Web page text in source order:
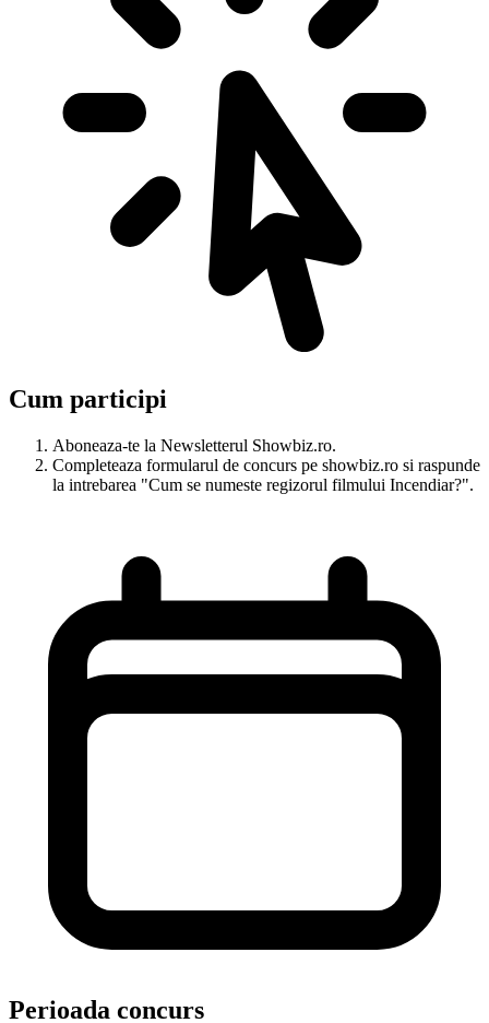
Cum participi
Aboneaza-te la Newsletterul Showbiz.ro.
Completeaza formularul de concurs pe showbiz.ro si raspunde
la intrebarea "Cum se numeste regizorul filmului Incendiar?".
Perioada concurs